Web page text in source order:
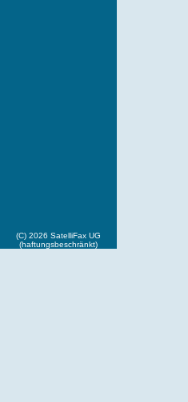
(C) 2026 SatelliFax UG
(haftungsbeschränkt)